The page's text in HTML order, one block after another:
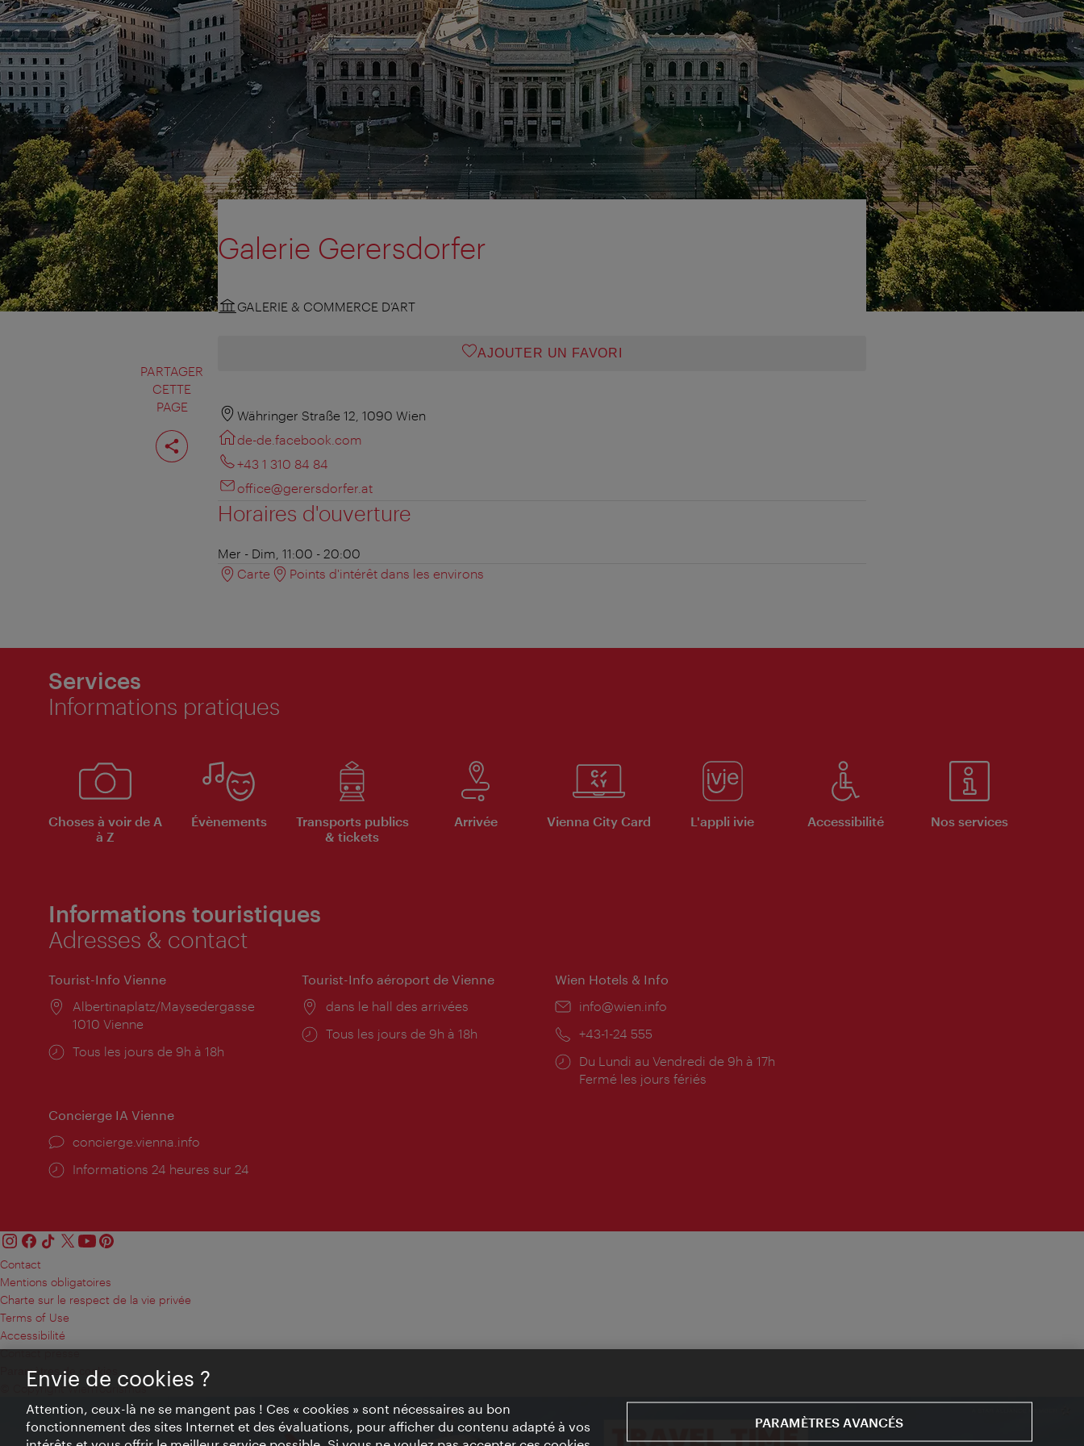
PARTAGER
CETTE
PAGE
Partager
cette
page
Galerie Gerersdorfer
GALERIE & COMMERCE D’ART
AJOUTER UN FAVORI
Währinger Straße 12, 1090 Wien
de-de.facebook.com
+43 1 310 84 84
office@gerersdorfer.at
Horaires d'ouverture
Mer - Dim, 11:00 - 20:00
Carte
Points d'intérêt dans les environs
Services
Informations pratiques
Choses à voir de A
à Z
Évènements
Transports publics
& tickets
Arrivée Vienna City Card L'appli ivie Accessibilité Nos services
Informations touristiques
Adresses & contact
Tourist-Info Vienne
Lieu:
Albertinaplatz/Maysedergasse
1010 Vienne
Horaires
Tous les jours de 9h à 18h
Tourist-Info aéroport de Vienne
Lieu:
dans le hall des arrivées
Horaires
Tous les jours de 9h à 18h
Wien Hotels & Info
E-
info@wien.info
Téléphone:
+43-1-24 555
Horaires
d'ouverture:
Du Lundi au Vendredi de 9h à 17h
Fermé les jours fériés
Concierge IA Vienne
Ort:
concierge.vienna.info
Öffnungszeiten:
Informations 24 heures sur 24
Contact
Mentions obligatoires
Charte sur le respect de la vie privée
Terms of Use
Accessibilité
Contact presse
Paramètres de cookies
© Copyright WienTourismus
Envie de cookies ?
Attention, ceux-là ne se mangent pas ! Ces « cookies » sont nécessaires au bon
fonctionnement des sites Internet et des évaluations, pour afficher du contenu adapté à vos
PARAMÈTRES AVANCÉS